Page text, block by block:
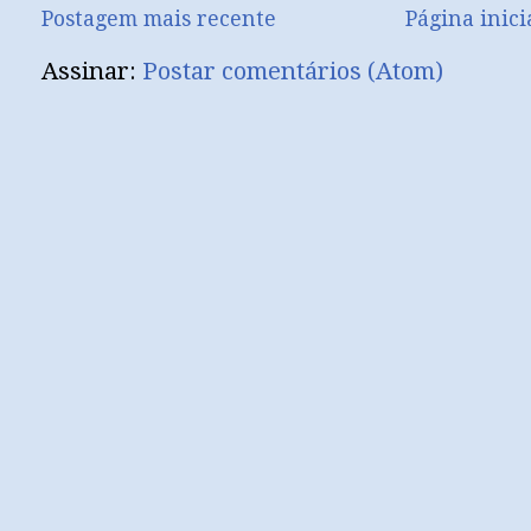
Postagem mais recente Página
Assinar: Postar comentários (Atom)